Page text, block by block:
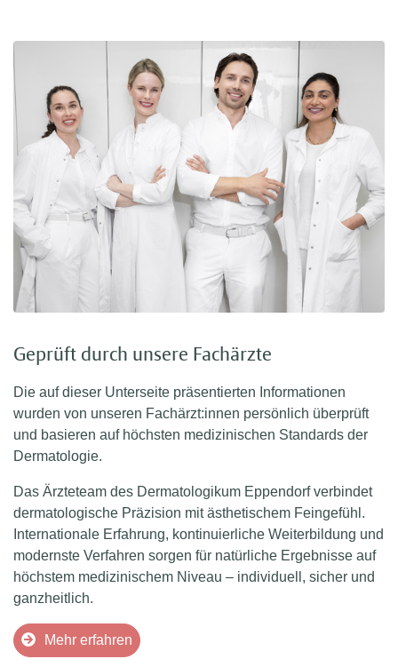
Geprüft durch unsere Fachärzte
Die auf dieser Unterseite präsentierten Informationen
wurden von unseren Fachärzt:innen persönlich überprüft
und basieren auf höchsten medizinischen Standards der
Dermatologie.
Das Ärzteteam des Dermatologikum Eppendorf verbindet
dermatologische Präzision mit ästhetischem Feingefühl.
Internationale Erfahrung, kontinuierliche Weiterbildung und
modernste Verfahren sorgen für natürliche Ergebnisse auf
höchstem medizinischem Niveau – individuell, sicher und
ganzheitlich.
Mehr erfahren